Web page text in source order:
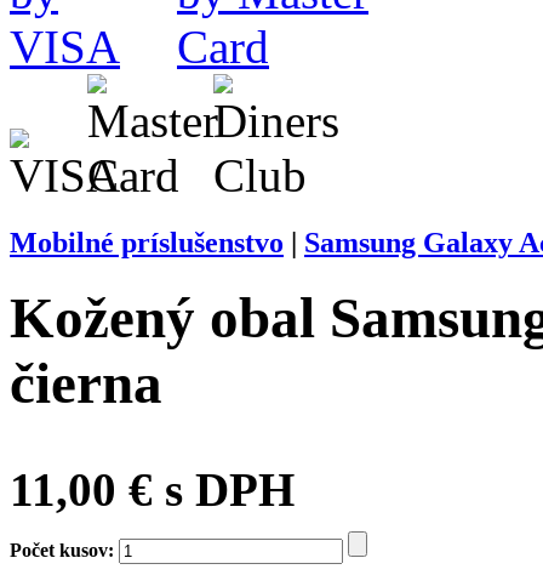
Mobilné príslušenstvo | Samsung Galaxy
Kožený obal
čierna
11,00 € s DPH
Počet kusov: